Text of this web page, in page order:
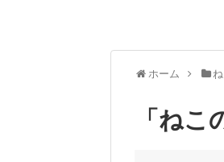
ホーム
「ねこ